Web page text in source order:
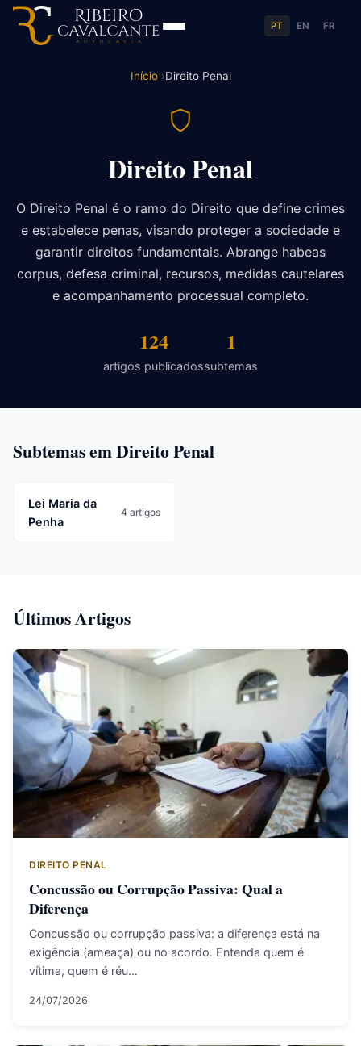
PT EN FR
Início Direito Penal
Direito Penal
O Direito Penal é o ramo do Direito que define crimes
e estabelece penas, visando proteger a sociedade e
garantir direitos fundamentais. Abrange habeas
corpus, defesa criminal, recursos, medidas cautelares
e acompanhamento processual completo.
124
artigos publicados
1
subtemas
Subtemas em Direito Penal
Lei Maria da
Penha
4 artigos
Últimos Artigos
DIREITO PENAL
Concussão ou Corrupção Passiva: Qual a
Diferença
Concussão ou corrupção passiva: a diferença está na
exigência (ameaça) ou no acordo. Entenda quem é
vítima, quem é réu…
24/07/2026